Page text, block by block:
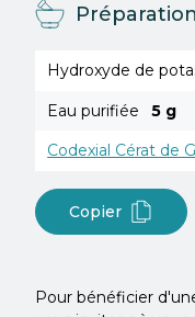
Hydroxyde de
Eau purifiée 5 g
Codexial Cérat de
Copier
Pour bénéficier